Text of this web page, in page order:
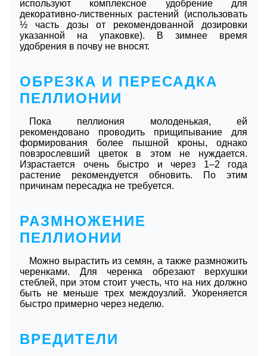
используют комплексное удобрение для
декоративно-лиственных растений (использовать
½ часть дозы от рекомендованной дозировки
указанной на упаковке). В зимнее время
удобрения в почву не вносят.
ОБРЕЗКА И ПЕРЕСАДКА
ПЕЛЛИОНИИ
Пока пеллиония молоденькая, ей
рекомендовано проводить прищипывание для
формирования более пышной кроны, однако
повзрослевший цветок в этом не нуждается.
Израстается очень быстро и через 1–2 года
растение рекомендуется обновить. По этим
причинам пересадка не требуется.
РАЗМНОЖЕНИЕ
ПЕЛЛИОНИИ
Можно вырастить из семян, а также размножить
черенками. Для черенка обрезают верхушки
стеблей, при этом стоит учесть, что на них должно
быть не меньше трех междоузлий. Укореняется
быстро примерно через неделю.
ВРЕДИТЕЛИ